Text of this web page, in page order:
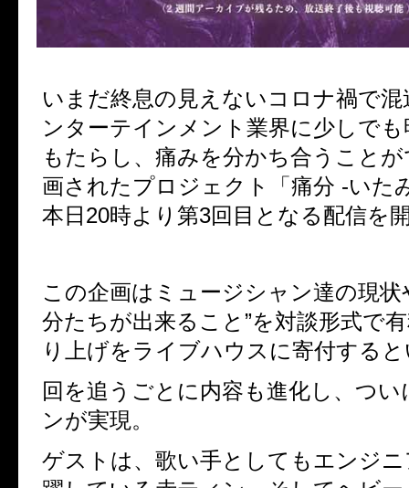
いまだ終息の見えないコロナ禍で
ンターテインメント業界に少しで
もたらし、痛みを分かち合うこと
画されたプロジェクト「痛分 -いた
本日20時より第3回目となる配信を
この企画はミュージシャン達の現状
分たちが出来ること”を対談形式で
り上げをライブハウスに寄付する
回を追うごとに内容も進化し、つ
ンが実現。
ゲストは、歌い手としてもエンジ